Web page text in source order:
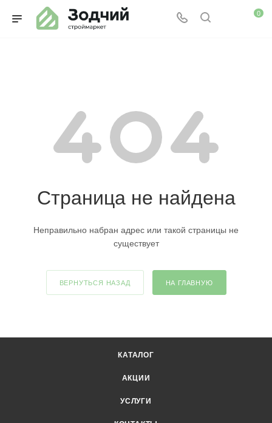
0
Страница не найдена
Неправильно набран адрес или такой страницы не
существует
ВЕРНУТЬСЯ НАЗАД НА ГЛАВНУЮ
КАТАЛОГ
АКЦИИ
УСЛУГИ